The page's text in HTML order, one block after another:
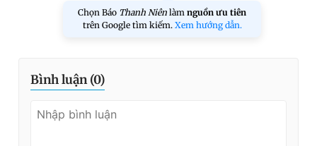
Chọn Báo Thanh Niên làm nguồn ưu tiên
trên Google tìm kiếm. Xem hướng dẫn.
Bình luận (0)